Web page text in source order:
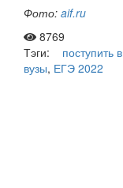
Фото: aif.ru
8769
Тэги:
поступить
вузы, ЕГЭ 2022